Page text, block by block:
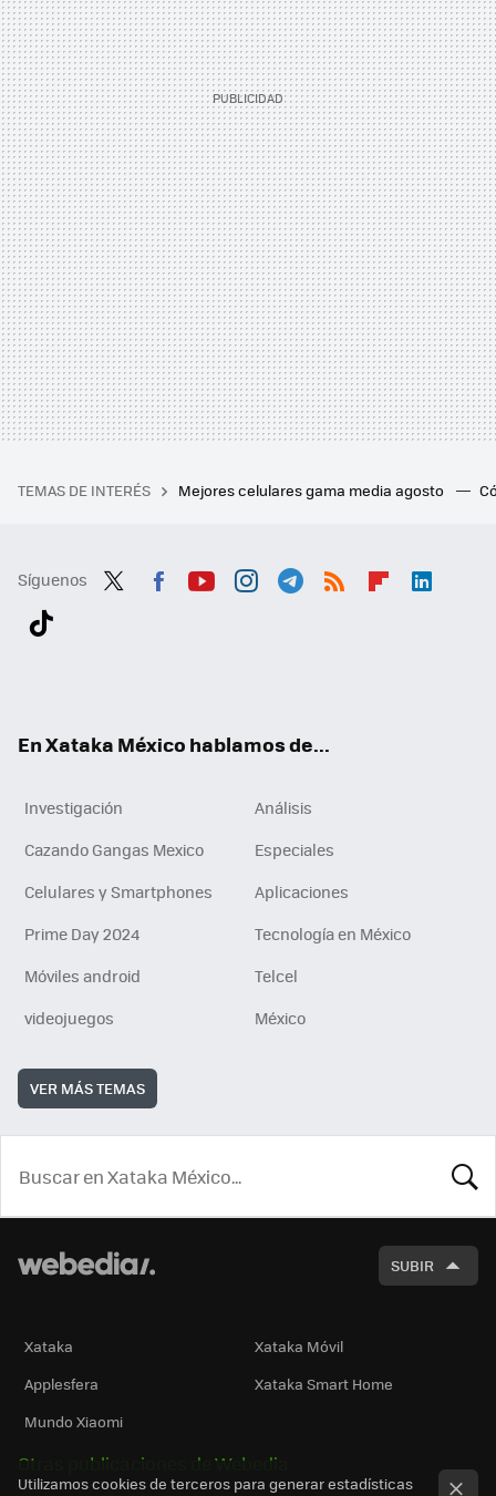
TEMAS DE INTERÉS Mejores celulares gama media agosto
Síguenos
En Xataka México hablamos de...
Investigación
Análisis
Cazando Gangas Mexico
Especiales
Celulares y Smartphones
Aplicaciones
Prime Day 2024
Tecnología en México
Móviles android
Telcel
videojuegos
México
VER MÁS TEMAS
SUBIR
Xataka
Xataka Móvil
Applesfera
Xataka Smart Home
Mundo Xiaomi
Otras publicaciones de Webedia
Utilizamos cookies de terceros para generar estadísticas